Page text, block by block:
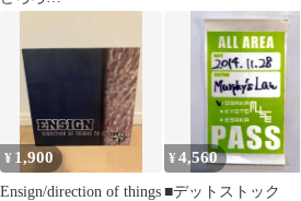
¥ 1,900
Ensign/direction of things
¥4,560
■デットストック